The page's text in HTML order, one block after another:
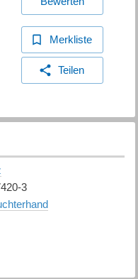
Merkliste
Teilen
3